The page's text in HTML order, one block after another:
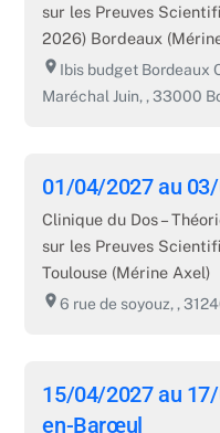
sur les Preuves
2026) Bordeaux
room Ibis budget Bordeaux
Maréchal Juin, , 33000
01/04/2027 au
Clinique du Dos –
sur les Preuves
Toulouse (Mérine Axel)
room6 rue de soyouz, ,
15/04/2027 au
en-Barœul